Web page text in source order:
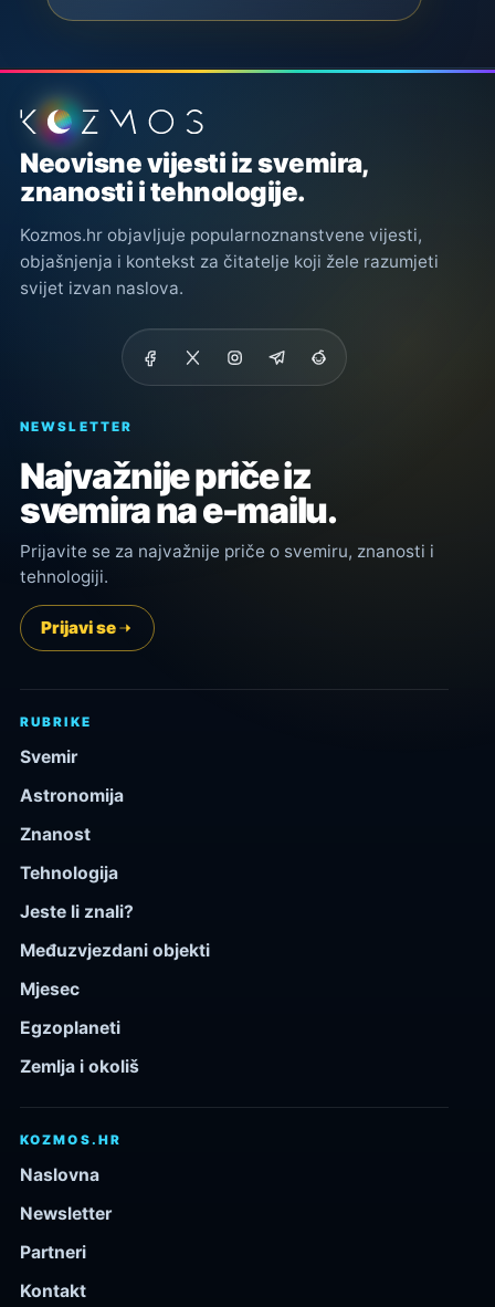
Podnožje stranice
Neovisne vijesti iz svemira,
znanosti i tehnologije.
Kozmos.hr objavljuje popularnoznanstvene vijesti,
objašnjenja i kontekst za čitatelje koji žele razumjeti
svijet izvan naslova.
NEWSLETTER
Najvažnije priče iz
svemira na e-mailu.
Prijavite se za najvažnije priče o svemiru, znanosti i
tehnologiji.
Prijavi se
RUBRIKE
Svemir
Astronomija
Znanost
Tehnologija
Jeste li znali?
Međuzvjezdani objekti
Mjesec
Egzoplaneti
Zemlja i okoliš
KOZMOS.HR
Naslovna
Newsletter
Partneri
Kontakt